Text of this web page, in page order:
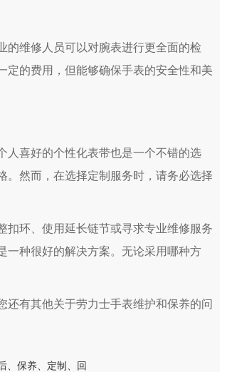
维修人员可以对腕表进行更全面的检
定的费用，但能够确保手表的安全性和美
喜好的个性化表带也是一个不错的选
。然而，在选择定制服务时，请务必选择
环、使用延长链节或寻求专业维修服务
一种很好的解决方案。无论采用哪种方
还有其他关于劳力士手表维护和保养的问